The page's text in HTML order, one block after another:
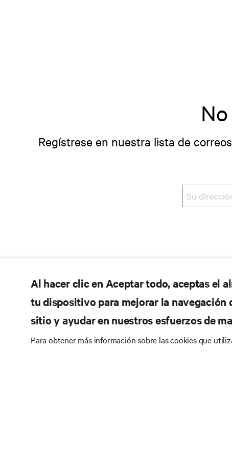
Regístrese en nuestra lista de
Al hacer clic en Aceptar todo, aceptas el
tu dispositivo para mejorar la navegación
sitio y ayudar en nuestros esfuerzos de
Para obtener más información sobre las cookies que